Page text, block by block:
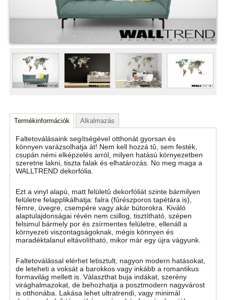
Termékinformációk Alkalmazás
Faltetoválásaink segítségével otthonát gyorsan és
könnyen varázsolhatja át! Nem kell hozzá tû, sem festék,
csupán némi elképzelés arról, milyen hatású környezetben
szeretne lakni, tiszta falak és elhatározás. No meg maga a
WALLTREND dekorfólia.
Ezt a vinyl alapú, matt felületû dekorfóliát szinte bármilyen
felületre felapplikálhatja: falra (fûrészporos tapétára is),
fémre, üvegre, csempére vagy akár bútorokra. Kiváló
alaptulajdonságai révén nem csillog, tisztítható, szépen
felsimul bármely por és zsírmentes felületre, ellenáll a
környezeti viszontagságoknak, mégis könnyen és
maradéktalanul eltávolítható, mikor már egy újra vágyunk.
Faltetoválással elérhet letisztult, nagyon modern hatásokat,
de leteheti a voksát a barokkos vagy inkább a romantikus
formavilág mellett is. Választhat buja indákat, szerény
virághalmazokat, de behozhatja a posztmodern nagyvárost
is otthonába. Lakása lehet ultratrendi, vagy minimál